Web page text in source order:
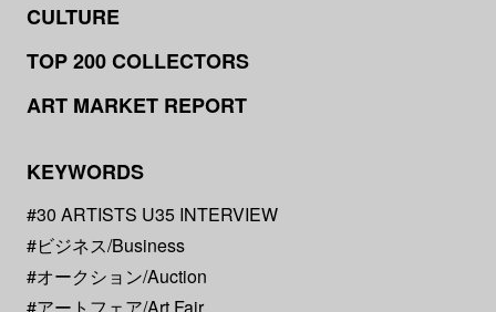
CULTURE
TOP 200 COLLECTORS
ART MARKET REPORT
KEYWORDS
#30 ARTISTS U35 INTERVIEW
#ビジネス/Business
#オークション/Auction